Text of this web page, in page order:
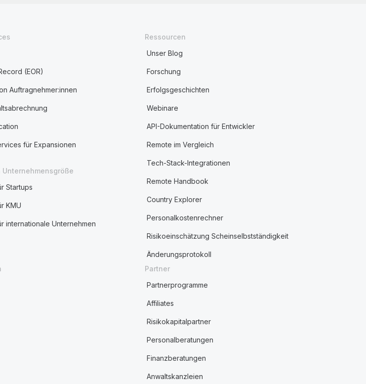
(EOR)
Auftragnehmer:innen
für Expansionen
Unternehmensgröße
Startups
KMU
internationale Unternehmen
Ressourcen
Unser Blog
Forschung
Erfolgsgeschichten
Webinare
API-Dokumentation für Entwickler
Remote im Vergleich
Tech-Stack-Integrationen
Remote Handbook
Country Explorer
Personalkostenrechner
Risikoeinschätzung Scheinselbstständigkeit
Änderungsprotokoll
Partner
Partnerprogramme
Affiliates
Risikokapitalpartner
Personalberatungen
Finanzberatungen
Anwaltskanzleien